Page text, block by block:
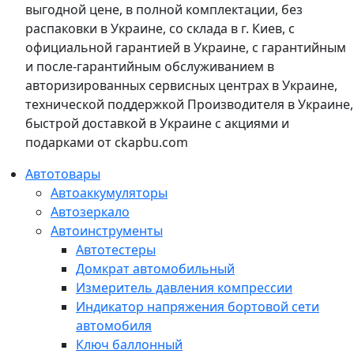
выгодной цене, в полной комплектации, без
распаковки в Украине, со склада в г. Киев, с
официальной гарантией в Украине, с гарантийным
и после-гарантийным обслуживанием в
авторизированных сервисных центрах в Украине,
технической поддержкой Производителя в Украине,
быстрой доставкой в Украине с акциями и
подарками от ckapbu.com
Автотовары
Автоаккумуляторы
Автозеркало
Автоинструменты
Автотестеры
Домкрат автомобильный
Измеритель давления компрессии
Индикатор напряжения бортовой сети
автомобиля
Ключ баллонный